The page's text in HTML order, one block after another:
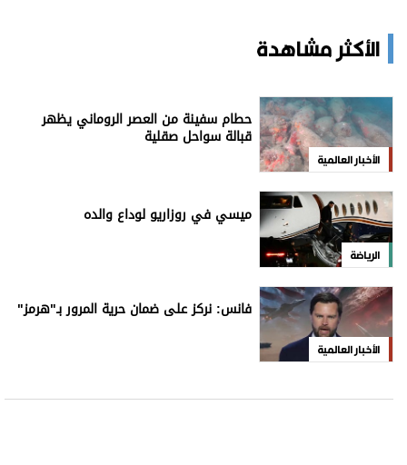
الأكثر مشاهدة
الأخبار العالمية
حطام سفينة من العصر الروماني يظهر
قبالة سواحل صقلية
الرياضة
ميسي في روزاريو لوداع والده
الأخبار العالمية
فانس: نركز على ضمان حرية المرور بـ"هرمز"